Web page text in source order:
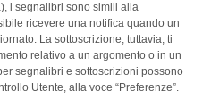
i segnalibri sono simili alla
ricevere una notifica quando un
La sottoscrizione, tuttavia, ti
relativo a un argomento o in un
segnalibri e sottoscrizioni possono
Utente, alla voce “Preferenze”.